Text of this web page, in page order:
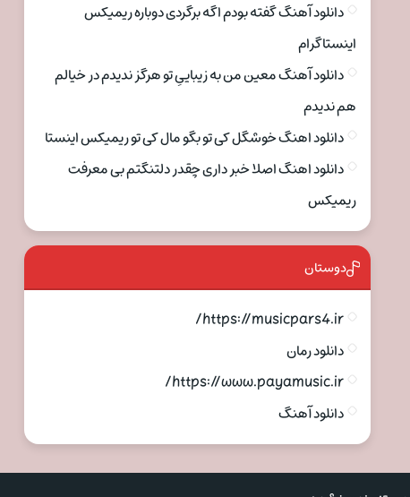
دانلود آهنگ گفته بودم اگه برگردی دوباره ریمیکس
اینستاگرام
دانلود آهنگ معین من به زیباییِ تو هرگز ندیدم در خیالم
هم ندیدم
دانلود اهنگ خوشگل کی تو بگو مال کی تو ریمیکس اینستا
دانلود اهنگ اصلا خبر داری چقدر دلتنگتم بی معرفت
ریمیکس
دوستان
https://musicpars4.ir/
دانلود رمان
https://www.payamusic.ir/
دانلود آهنگ